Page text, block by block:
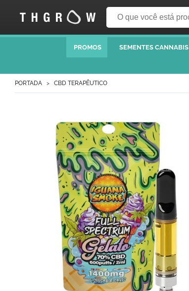
PROMOS SEMENTES CANNABIS
PORTADA CBD TERAPÊUTICO